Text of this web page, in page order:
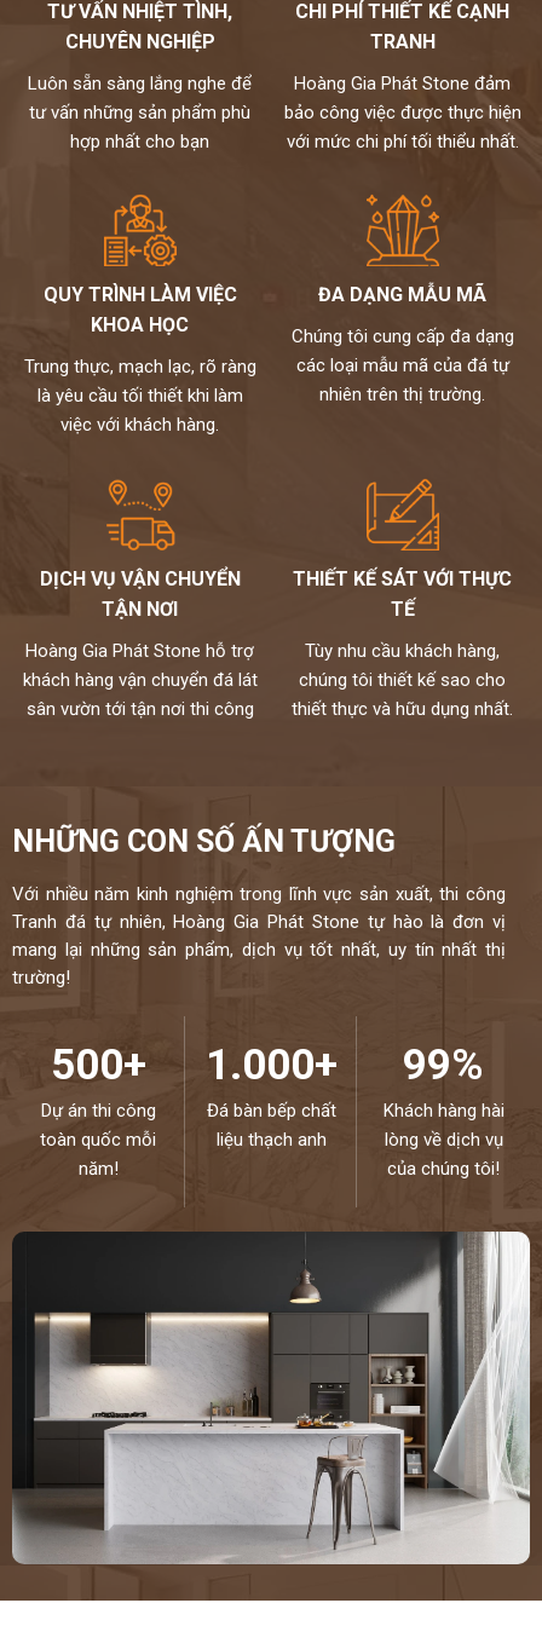
Ứng dụng đá nhân tạo cao cấp Hàn Quốc làm quầy bán hàng.
Đá ốp tường cũng là sự lựa chọn không tồi cho không gian sống
surface S106 để sử dụng ở ngoài trời, bởi đá LG Hàn Quốc cao cấp
này có tính năng chịu được va chạm mạnh, khả năng xuyên sáng
tốt cũng như độ bền cao mà những vật liệu thông thường khác
không có được).
lựa chọn nhiều đến thế.
Dòng sản phẩm đá nhân tạo Hàn Quốc được ứng dụng ở nhiều
công trình kiến trúc lớn như: nhà ở, biệt thự, chung cư, văn phòng,
khách sạn, nhà hàng…
Kích thước:
760 x 3680 mm
Đá nhân tạo Hi-mac (đá Solid Surface) là vật liệu mang những đặc
tính ưu việt, rất thích hợp cho các công trình manh xu hướng hiện
đại. HI-MACS được thiết kế độc đáo, đảm bảo giá trị thẩm mỹ, sang
trọng cao cấp cho công trình
Đá nhân tạo Hi-mac được cấu tạo từ: 60% Aluminum Trihydroxide
(Nhôm hydroxit), 30% Methyl Methacrylate và khoảng 10% Poly
TƯ VẤN NHIỆT TÌNH,
CHUYÊN NGHIỆP
Luôn sẵn sàng lắng nghe để
tư vấn những sản phẩm phù
hợp nhất cho bạn
CHI PHÍ THIẾT KẾ CẠNH
TRANH
Hoàng Gia Phát Stone đảm
bảo công việc được thực hiện
với mức chi phí tối thiểu nhất.
QUY TRÌNH LÀM VIỆC
KHOA HỌC
Trung thực, mạch lạc, rõ ràng
là yêu cầu tối thiết khi làm
việc với khách hàng.
ĐA DẠNG MẪU MÃ
Chúng tôi cung cấp đa dạng
các loại mẫu mã của đá tự
nhiên trên thị trường.
DỊCH VỤ VẬN CHUYỂN
TẬN NƠI
Hoàng Gia Phát Stone hỗ trợ
khách hàng vận chuyển đá lát
sân vườn tới tận nơi thi công
THIẾT KẾ SÁT VỚI THỰC
TẾ
Tùy nhu cầu khách hàng,
chúng tôi thiết kế sao cho
thiết thực và hữu dụng nhất.
NHỮNG CON SỐ ẤN TƯỢNG
Với nhiều năm kinh nghiệm trong lĩnh vực sản xuất, thi công
Tranh đá tự nhiên, Hoàng Gia Phát Stone tự hào là đơn vị
mang lại những sản phẩm, dịch vụ tốt nhất, uy tín nhất thị
trường!
500+
Dự án thi công
toàn quốc mỗi
năm!
1.000+
Đá bàn bếp chất
liệu thạch anh
99%
Khách hàng hài
lòng về dịch vụ
của chúng tôi!